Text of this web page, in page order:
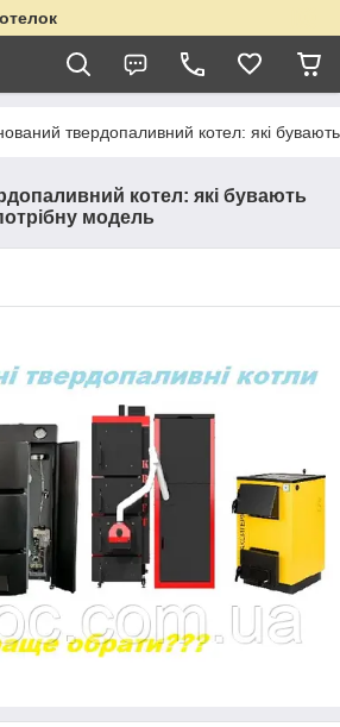
твердопаливний котел: які
котел: які бувають
модель